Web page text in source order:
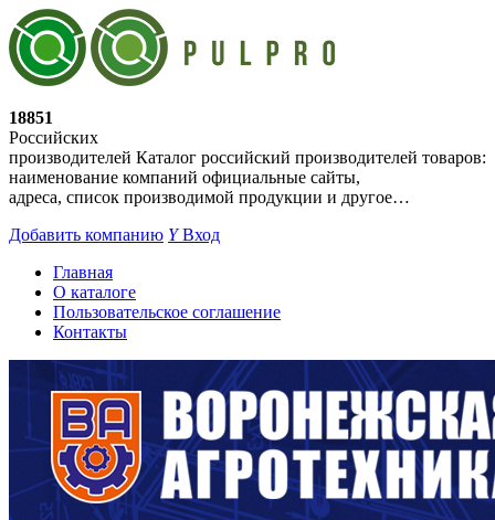
18851
Российских
производителей Каталог российский производителей товаров:
наименование компаний официальные сайты,
адреса, список производимой продукции и другое…
Добавить компанию YВход
Главная
О каталоге
Пользовательское соглашение
Контакты